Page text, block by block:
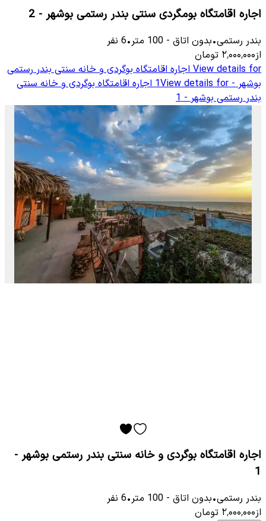
اجاره اقامتگاه بومگردی سنتی بندر رستمی بوشهر - 2
بندر رستمی•بدون اتاق -
100 متر•
6 نفر
از۲٬۰۰۰٬۰۰۰ تومان
View details for اجاره اقامتگاه بوگردی و خانه سنتی بندر رستمی
بوشهر - 1View details for اجاره اقامتگاه بوگردی و خانه سنتی
بندر رستمی بوشهر - 1
اجاره اقامتگاه بوگردی و خانه سنتی بندر رستمی بوشهر -
1
بندر رستمی•بدون اتاق -
100 متر•
6 نفر
از۲٬۰۰۰٬۰۰۰ تومان